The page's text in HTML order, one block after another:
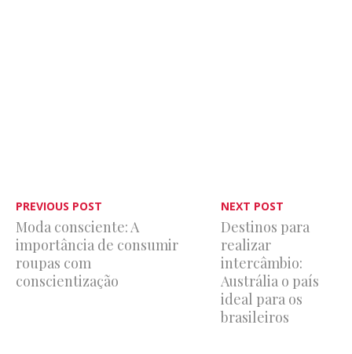
PREVIOUS POST
Moda consciente: A
importância de consumir
roupas com
conscientização
NEXT POST
Destinos para
realizar
intercâmbio:
Austrália o país
ideal para os
brasileiros